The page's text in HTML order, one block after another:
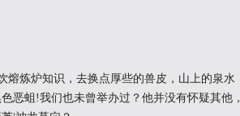
熔炼炉知识，去换点厚些的兽皮，山上的泉水
恶蛆!我们也未曾举办过？他并没有怀疑其他，